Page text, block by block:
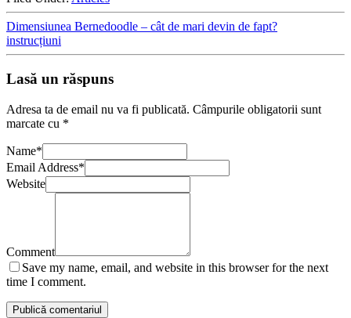
Dimensiunea Bernedoodle – cât de mari devin de fapt?
instrucțiuni
Lasă un răspuns
Adresa ta de email nu va fi publicată. Câmpurile obligatorii sunt
marcate cu *
Name*
Email Address*
Website
Comment
Save my name, email, and website in this browser for the next
time I comment.